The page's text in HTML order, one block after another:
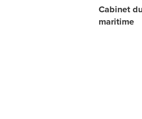
Cabinet
maritime